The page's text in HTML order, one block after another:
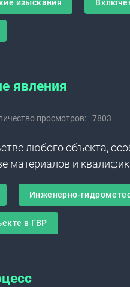
изыскания
явления
просмотров: 7803
любого объекта,
материалов и
Инженерно-
в ГВР